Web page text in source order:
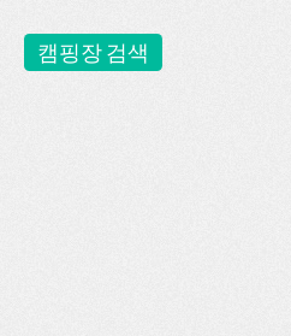
캠핑장 검색